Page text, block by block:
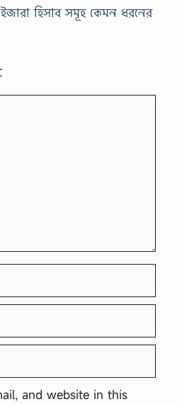
হিসাব সমূহ কেমন ধরনের
and website in this